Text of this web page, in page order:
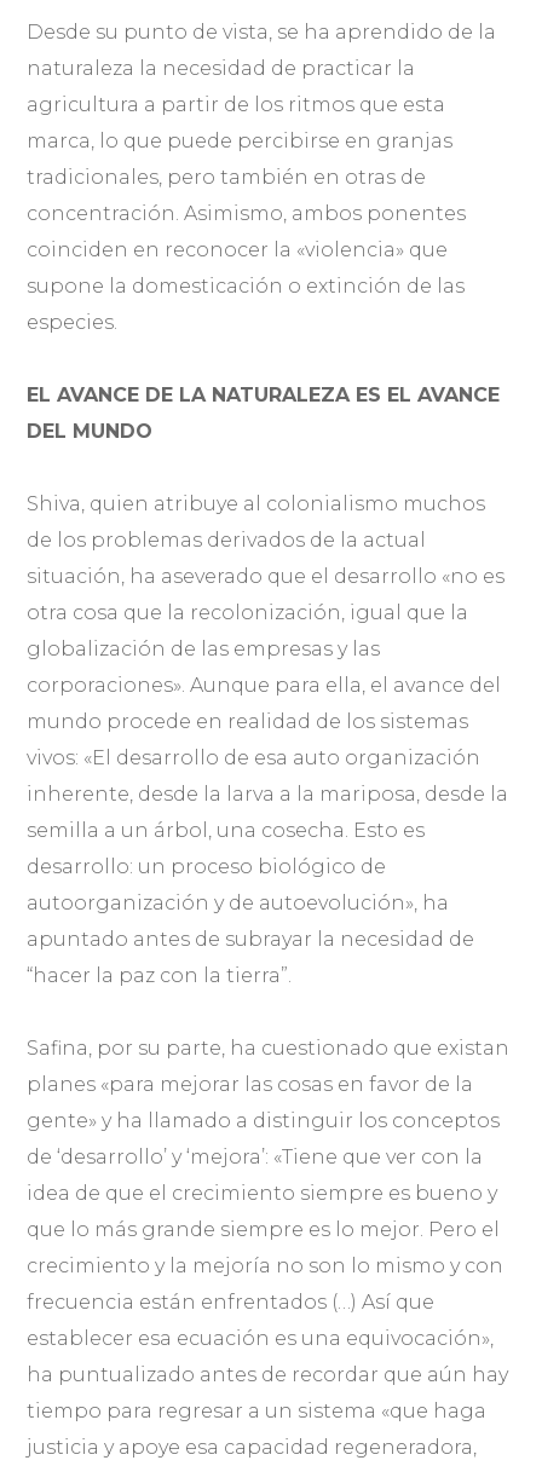
Desde su punto de vista, se ha aprendido de la
naturaleza la necesidad de practicar la
agricultura a partir de los ritmos que esta
marca, lo que puede percibirse en granjas
tradicionales, pero también en otras de
concentración. Asimismo, ambos ponentes
coinciden en reconocer la «violencia» que
supone la domesticación o extinción de las
especies.
EL AVANCE DE LA NATURALEZA ES EL AVANCE
DEL MUNDO
Shiva, quien atribuye al colonialismo muchos
de los problemas derivados de la actual
situación, ha aseverado que el desarrollo «no es
otra cosa que la recolonización, igual que la
globalización de las empresas y las
corporaciones». Aunque para ella, el avance del
mundo procede en realidad de los sistemas
vivos: «El desarrollo de esa auto organización
inherente, desde la larva a la mariposa, desde la
semilla a un árbol, una cosecha. Esto es
desarrollo: un proceso biológico de
autoorganización y de autoevolución», ha
apuntado antes de subrayar la necesidad de
“hacer la paz con la tierra”.
Safina, por su parte, ha cuestionado que existan
planes «para mejorar las cosas en favor de la
gente» y ha llamado a distinguir los conceptos
de ‘desarrollo’ y ‘mejora’: «Tiene que ver con la
idea de que el crecimiento siempre es bueno y
que lo más grande siempre es lo mejor. Pero el
crecimiento y la mejoría no son lo mismo y con
frecuencia están enfrentados (…) Así que
establecer esa ecuación es una equivocación»,
ha puntualizado antes de recordar que aún hay
tiempo para regresar a un sistema «que haga
justicia y apoye esa capacidad regeneradora,